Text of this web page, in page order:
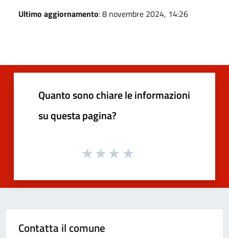
Ultimo aggiornamento: 8 novembre 2024, 14:26
Quanto sono chiare le informazioni
su questa pagina?
Contatta il comune